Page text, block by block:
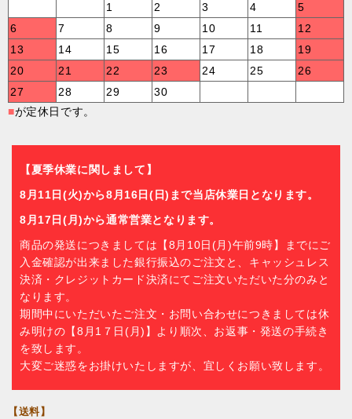
1
2 3 4
5
6
7 8 9 10 11
12
13
14 15 16 17 18
19
20
21 22 23 24 25
26
27
28 29
30
■が定休日です。
【夏季休業に関しまして】
8月11日(火)から8月16日(日)まで当店休業日となります。
8月17日(月)から通常営業となります。
商品の発送につきましては【8月10日(月)午前9時】までにご
入金確認が出来ました銀行振込のご注文と、キャッシュレス
決済・クレジットカード決済にてご注文いただいた分のみと
なります。
期間中にいただいたご注文・お問い合わせにつきましては休
み明けの【8月1７日(月)】より順次、お返事・発送の手続き
を致します。
大変ご迷惑をお掛けいたしますが、宜しくお願い致します。
【送料】